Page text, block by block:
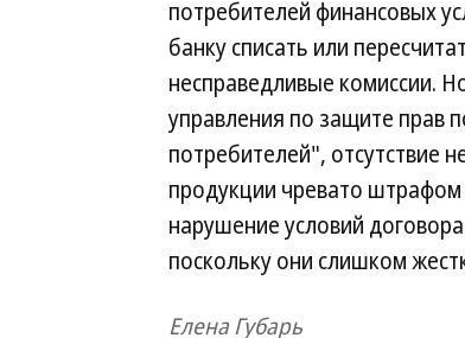
потребителей финансовых
банку списать или
несправедливые комиссии.
управления по защите прав
потребителей", отсутствие
продукции чревато штрафом
нарушение условий
поскольку они слишком
Елена Губарь